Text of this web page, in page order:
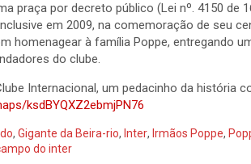
praça por decreto público (Lei nº. 4150 de
em 2009, na comemoração de seu
homenagear à família Poppe, entregando
do clube.
Internacional, um pedacinho da história
ksdBYQXZ2ebmjPN76
, Gigante da Beira-rio, Inter, Irmãos Poppe,
do inter